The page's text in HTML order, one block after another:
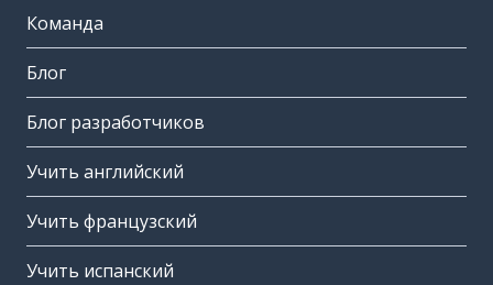
Команда
Блог
Блог разработчиков
Учить английский
Учить французский
Учить испанский